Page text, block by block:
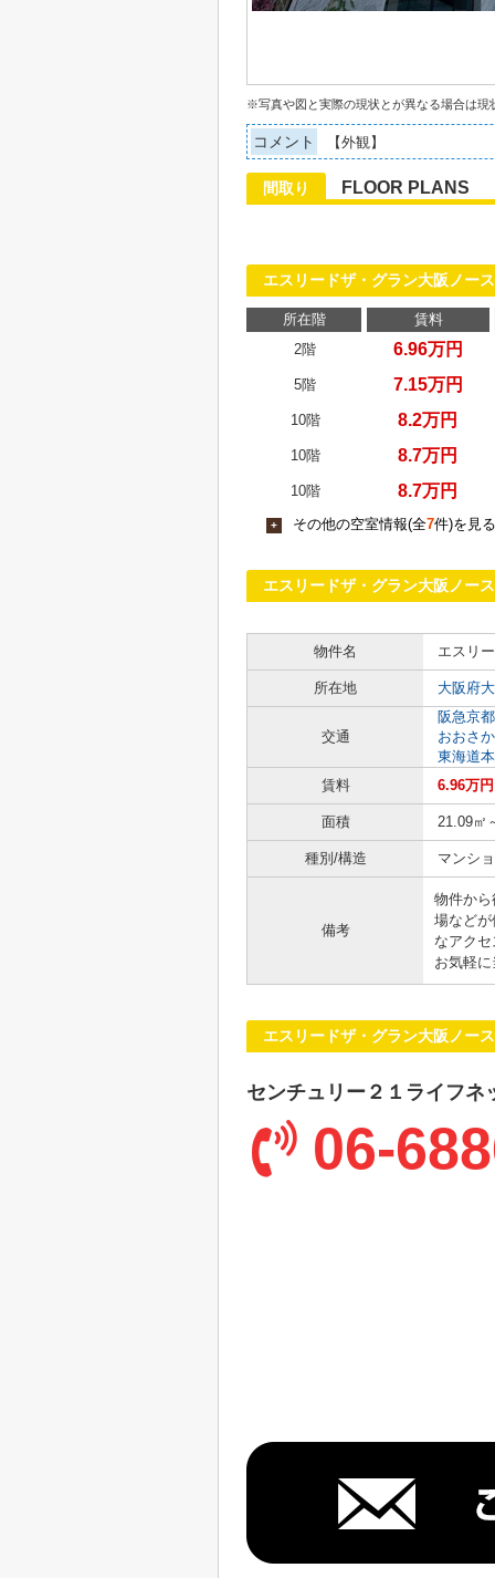
※写真や図と実際の現状とが異なる場合は現
コメント 【外観】
間取り FLOOR PLANS
エスリードザ・グラン大阪ノー
所在階 賃料
2階
6.96万円
5階 7.15万円
10階 8.2万円
10階 8.7万円
10階 8.7万円
+ その他の空室情報(全7件)を見る
エスリードザ・グラン大阪ノー
物件名
エスリ
所在地 大阪府
交通
阪急京
おおさ
東海道
賃料
6.96万
面積 21.09㎡
種別/構造 マンシ
備考
物件か
場など
なアク
お気軽
エスリードザ・グラン大阪ノー
センチュリー２１ライフ
06-